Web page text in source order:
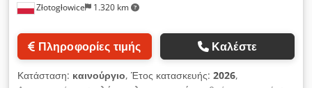
Złotogłowice 1.320 km
Πληροφορίες τιμής Καλέστε
Κατάσταση: καινούργιο, Έτος κατασκευής: 2026,